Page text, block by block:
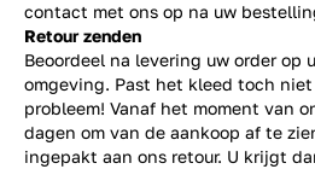
contact met ons op na uw
Retour zenden
Beoordeel na levering uw order op
omgeving. Past het kleed toch
probleem! Vanaf het moment van
dagen om van de aankoop af te
ingepakt aan ons retour. U krijgt